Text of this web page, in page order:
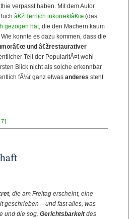
verpasst haben. Mit dem Autor
â€žHerrlich inkorrektâ€œ (das
gezogen hat, die den Machern kaum
konnte es dazu kommen, dass die
und â€žrestaurativer
Teil der PopularitÃ¤t wohl
Blick nicht als solche erkennbar
fÃ¼r ganz etwas anderes steht
, die am Freitag erscheint, eine
geschrieben – und fast alles, was
und die sog. Gerichtsbarkeitdes